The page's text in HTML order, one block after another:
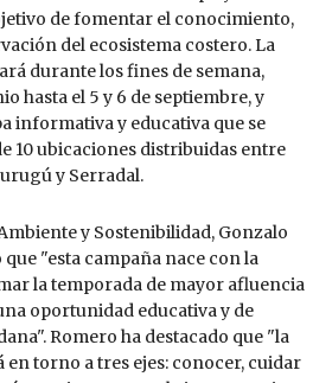
de fomentar el conocimiento,
del ecosistema costero. La
durante los fines de semana,
hasta el 5 y 6 de septiembre, y
informativa y educativa que se
10 ubicaciones distribuidas entre
y Serradal.
y Sostenibilidad, Gonzalo
"esta campaña nace con la
la temporada de mayor afluencia
oportunidad educativa y de
Romero ha destacado que "la
torno a tres ejes: conocer, cuidar